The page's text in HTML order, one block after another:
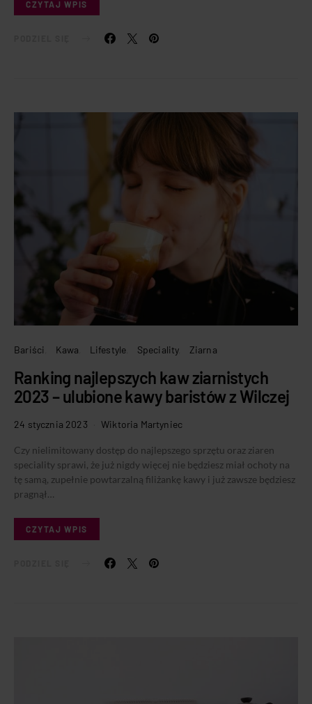
CZYTAJ WPIS
Bariści Kawa Lifestyle Speciality Ziarna
Ranking najlepszych kaw ziarnistych
2023 – ulubione kawy baristów z Wilczej
24 stycznia 2023 Wiktoria Martyniec
Czy nielimitowany dostęp do najlepszego sprzętu oraz ziaren
speciality sprawi, że już nigdy więcej nie będziesz miał ochoty na
tę samą, zupełnie powtarzalną filiżankę kawy i już zawsze będziesz
pragnął…
CZYTAJ WPIS